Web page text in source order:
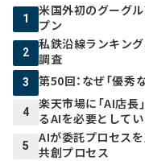
1
米国外初のグーグ
プン
2
私鉄沿線ランキン
調査
3 第50回：なぜ「優
4
楽天市場に「AI店
るAIを必要としてい
5
AIが委託プロセス
共創プロセス